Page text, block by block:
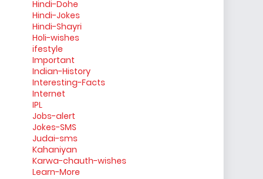
Hindi-Dohe
Hindi-Jokes
Hindi-Shayri
Holi-wishes
ifestyle
Important
Indian-History
Interesting-Facts
Internet
IPL
Jobs-alert
Jokes-SMS
Judai-sms
Kahaniyan
Karwa-chauth-wishes
Learn-More